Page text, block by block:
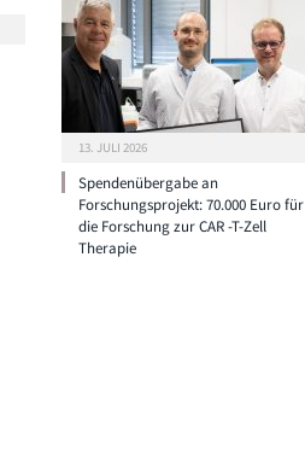
13. JULI 2026
Spendenübergabe an
Forschungsprojekt: 70.000 Euro für
die Forschung zur CAR -T-Zell
Therapie